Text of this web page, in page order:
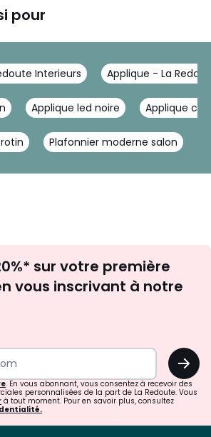
pour
Interieurs Applique - La
Applique led noire Applique
Plafonnier moderne salon
newsletter
sur votre première
vous inscrivant à notre
OK
. En vous abonnant, vous consentez à recevoir des
personnalisées de la part de La Redoute. Vous
à tout moment. Pour en savoir plus, consultez